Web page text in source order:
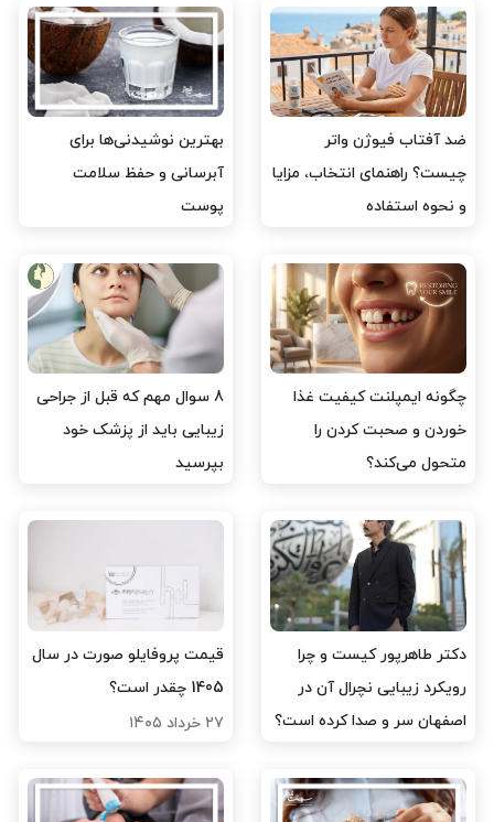
ضد آفتاب فیوژن واتر
چیست؟ راهنمای انتخاب، مزایا
و نحوه استفاده
بهترین نوشیدنی‌ها برای
آبرسانی و حفظ سلامت
پوست
چگونه ایمپلنت کیفیت غذا
خوردن و صحبت کردن را
متحول می‌کند؟
8 سوال مهم که قبل از جراحی
زیبایی باید از پزشک خود
بپرسید
دکتر طاهرپور کیست و چرا
رویکرد زیبایی نچرال آن در
اصفهان سر و صدا کرده است؟
قیمت پروفایلو صورت در سال
1405 چقدر است؟
۲۷ خرداد ۱۴۰۵